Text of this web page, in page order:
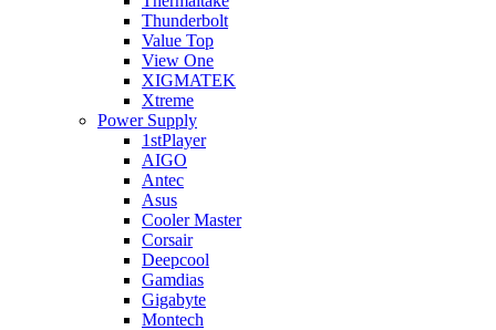
Thunderbolt
Value Top
View One
XIGMATEK
Xtreme
Power Supply
1stPlayer
AIGO
Antec
Asus
Cooler Master
Corsair
Deepcool
Gamdias
Gigabyte
Montech